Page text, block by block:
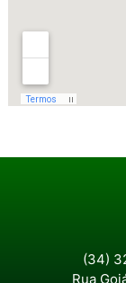
(34)
Rua